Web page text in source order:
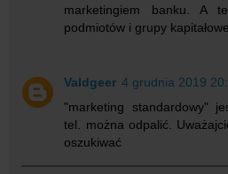
marketingiem banku. A
podmiotów i grupy
Valdgeer 4 grudnia 2019
"marketing standardowy"
tel. można odpalić.
oszukiwać